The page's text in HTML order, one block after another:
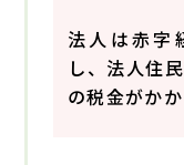
法人は赤字
し、法人住
の税金がかか